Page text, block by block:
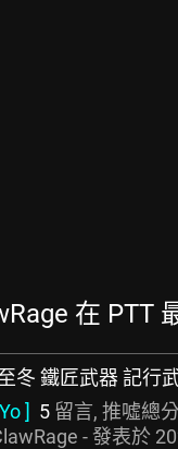
在 PTT
冬 鐵匠武器 記行
] 5 留言, 推噓總
- 發表於